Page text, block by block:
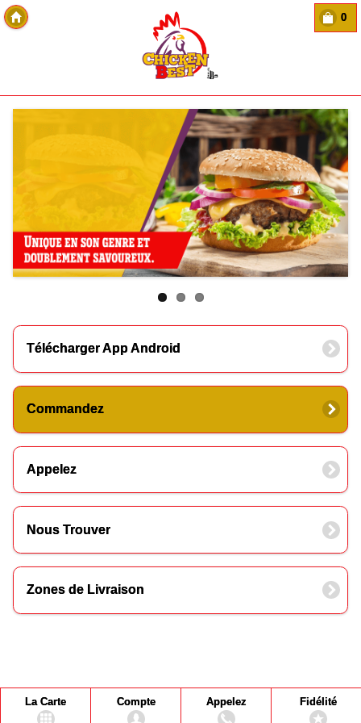
0
Télécharger App Android
Commandez
Appelez
Nous Trouver
Zones de Livraison
La Carte Compte Appelez Fidélité
Copyright Des-click